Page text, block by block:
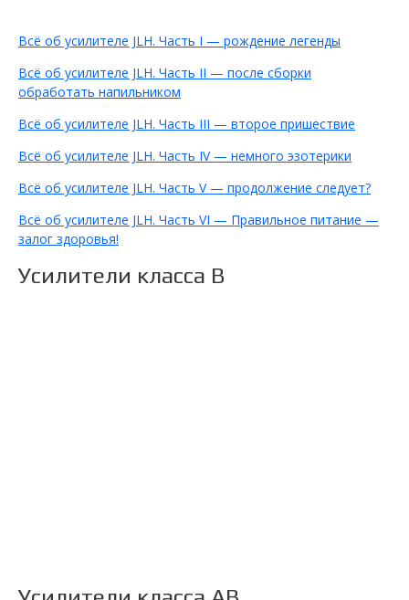
Всё об усилителе JLH. Часть I — рождение легенды
Всё об усилителе JLH. Часть II — после сборки
обработать напильником
Всё об усилителе JLH. Часть III — второе пришествие
Всё об усилителе JLH. Часть IV — немного эзотерики
Всё об усилителе JLH. Часть V — продолжение следует?
Всё об усилителе JLH. Часть VI — Правильное питание —
залог здоровья!
Усилители класса B